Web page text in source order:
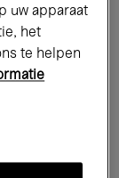
Music
uw apparaat
het
te helpen